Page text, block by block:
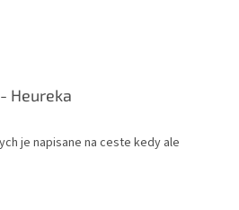
Heureka
je napisane na ceste kedy ale